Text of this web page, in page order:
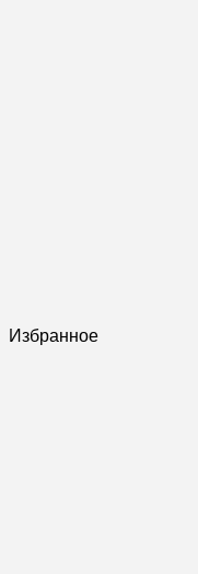
Избранное